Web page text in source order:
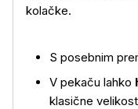
kolačke.
S posebnim
V pekaču lahko
klasične